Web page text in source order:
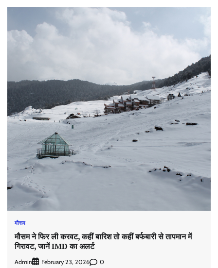
मौसम
मौसम ने फिर ली करवट, कहीं बारिश तो कहीं बर्फबारी से तापमान में
गिरावट, जानें IMD का अलर्ट
Admin February 23, 2026 0